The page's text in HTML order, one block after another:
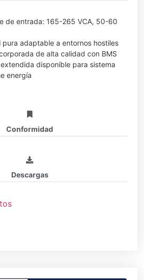
de entrada: 165-265 VCA, 50-60
pura adaptable a entornos hostiles
de alta calidad con BMS
disponible para sistema
energía
Conformidad
Descargas